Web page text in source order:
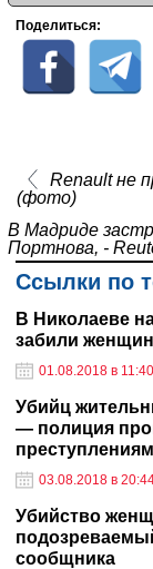
Поделиться:
Renault не
(фото)
В Мадриде
Портнова, -
Ссылки по
В Николаеве
забили
01.08.2018 в 11:40
Убийц
— полиция
преступлениям
03.08.2018 в
Убийство
сообщника